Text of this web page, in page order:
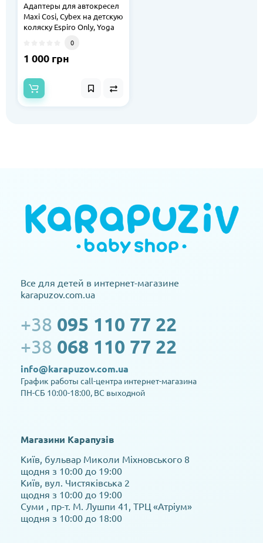
Адаптеры для автокресел
Maxi Cosi, Cybex на детскую
коляску Espiro Only, Yoga
0
1 000 грн
Все для детей в интернет-магазине
karapuzov.com.ua
+38 095 110 77 22
+38 068 110 77 22
info@karapuzov.com.ua
График работы call-центра интернет-магазина
ПН-СБ 10:00-18:00, ВС выходной
Магазини Карапузів
Київ, бульвар Миколи Міхновського 8
щодня з 10:00 до 19:00
Київ, вул. Чистяківська 2
щодня з 10:00 до 19:00
Суми , пр-т. М. Лушпи 41, ТРЦ «Атріум»
щодня з 10:00 до 18:00